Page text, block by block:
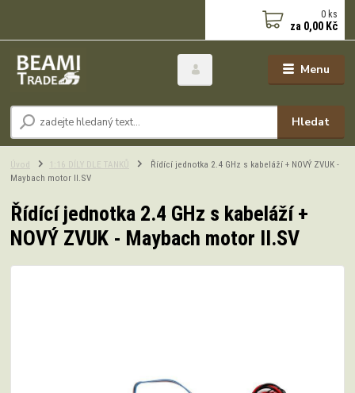
Menu
Hledat
0 ks
za 0,00 Kč
Úvod 1:16 DÍLY DLE TANKŮ
Řídící jednotka 2.4 GHz s kabeláží + NOVÝ ZVUK -
Maybach motor II.SV
Řídící jednotka 2.4 GHz s kabeláží +
NOVÝ ZVUK - Maybach motor II.SV